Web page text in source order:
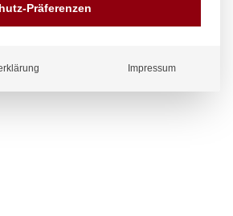
Vorrauskasse Paypal,
Kreditkarte, Direkt
Präferenzen
Impressum